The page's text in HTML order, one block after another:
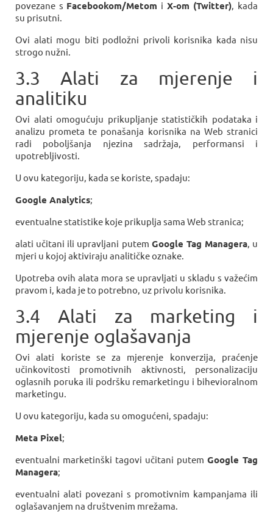
povezane s Facebookom/Metom i X-om (Twitter), kada
su prisutni.
Ovi alati mogu biti podložni privoli korisnika kada nisu
strogo nužni.
3.3 Alati za mjerenje i
analitiku
Ovi alati omogućuju prikupljanje statističkih podataka i
analizu prometa te ponašanja korisnika na Web stranici
radi poboljšanja njezina sadržaja, performansi i
upotrebljivosti.
U ovu kategoriju, kada se koriste, spadaju:
Google Analytics;
eventualne statistike koje prikuplja sama Web stranica;
alati učitani ili upravljani putem Google Tag Managera, u
mjeri u kojoj aktiviraju analitičke oznake.
Upotreba ovih alata mora se upravljati u skladu s važećim
pravom i, kada je to potrebno, uz privolu korisnika.
3.4 Alati za marketing i
mjerenje oglašavanja
Ovi alati koriste se za mjerenje konverzija, praćenje
učinkovitosti promotivnih aktivnosti, personalizaciju
oglasnih poruka ili podršku remarketingu i bihevioralnom
marketingu.
U ovu kategoriju, kada su omogućeni, spadaju:
Meta Pixel;
eventualni marketinški tagovi učitani putem Google Tag
Managera;
eventualni alati povezani s promotivnim kampanjama ili
oglašavanjem na društvenim mrežama.